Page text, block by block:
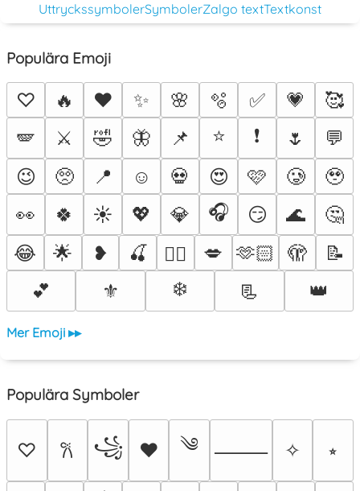
UttryckssymbolerSymbolerZalgo textTextkonst
Populära Emoji
♡ 🔥 ❤️ ✨ 🌸 🫧 ✅ 💗
🥰
🪽
⚔️ 🤣 🦋 📌 ⭐ ❗ 🌷
💬
😉
🥺 📍 ☺️ 💀 😍 🩷 🥲
🥹
👀
🍀 ☀️ 💖 💎 🎧 😏 🌊
🤔
😂
🌟 ❥ 🍒 ❤️‍🔥 💋 🫶🏻 🫣
📝
💕
⚜️ ❄️ 📃 👑
Mer Emoji ▸▸
Populära Symboler
♡ 𐙚 ꧁ ♥ ༄ ⸻ ✧ ⭒